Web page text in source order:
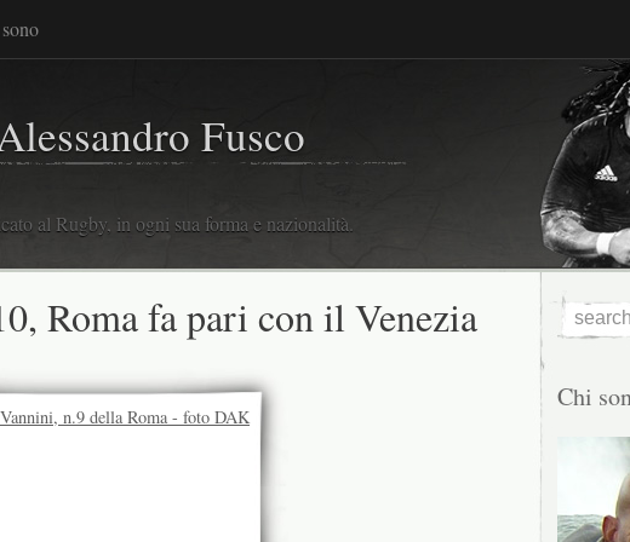
Fusco
al Rugby, in ogni sua forma e nazionalità.
Roma fa pari con il Venezia
Chi